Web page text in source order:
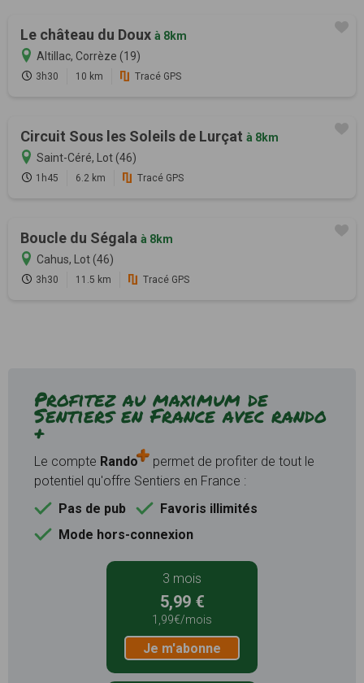
Le château du Doux à 8km
Altillac, Corrèze (19)
3h30 10 km Tracé GPS
Circuit Sous les Soleils de Lurçat à 8km
Saint-Céré, Lot (46)
1h45 6.2 km Tracé GPS
Boucle du Ségala à 8km
Cahus, Lot (46)
3h30 11.5 km Tracé GPS
Profitez au maximum de
Sentiers en France avec rando
+
Le compte Rando
permet de profiter de tout le
potentiel qu'offre Sentiers en France :
Pas de pub
Favoris illimités
Mode hors-connexion
3 mois
5,99 €
1,99€/mois
Je m'abonne